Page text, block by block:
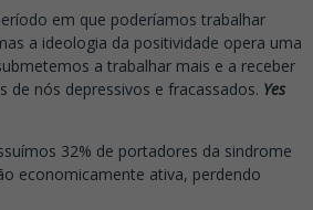
em que poderíamos trabalhar
a ideologia da positividade opera uma
a trabalhar mais e a receber
de nós depressivos e fracassados. Yes
32% de portadores da sindrome
economicamente ativa, perdendo